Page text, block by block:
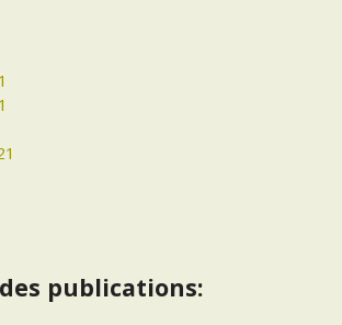
publications: